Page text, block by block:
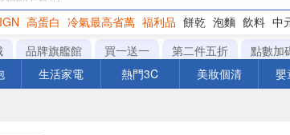
高蛋白 冷氣最高省萬 福利品 餅乾 泡麵 飲料 中
海苔
品牌旗艦館 買一送一 第二件五折 點數加
生活家電 熱門3C 美妝個清 嬰